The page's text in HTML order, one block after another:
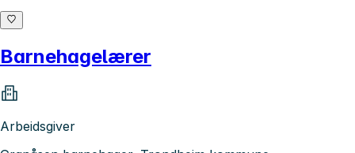
Barnehagelærer
Arbeidsgiver